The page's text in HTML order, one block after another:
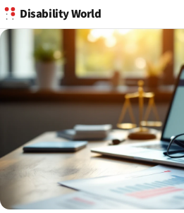
Disability World